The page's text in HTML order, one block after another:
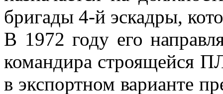
бригады 4-й эскадры,
В 1972 году его
командира строящейся
в экспортном варианте